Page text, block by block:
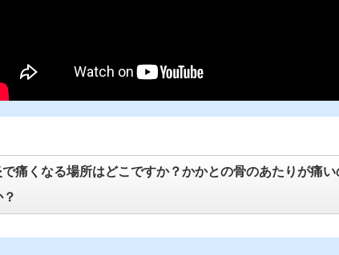
で痛くなる場所はどこですか？かかとの骨のあたりが痛